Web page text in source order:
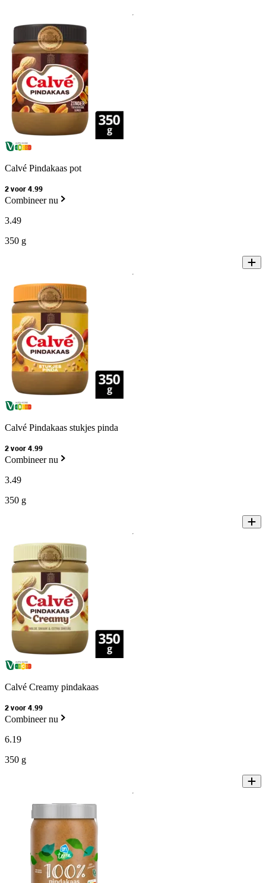
Calvé Pindakaas pot
2 voor 4.99
Combineer nu
3.49
350 g
Calvé Pindakaas stukjes pinda
2 voor 4.99
Combineer nu
3.49
350 g
Calvé Creamy pindakaas
2 voor 4.99
Combineer nu
6.19
350 g